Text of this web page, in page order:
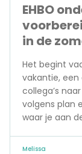
EHBO
in de
Het begint
vakantie,
collega’s
volgens plan
waar je aan
Melissa